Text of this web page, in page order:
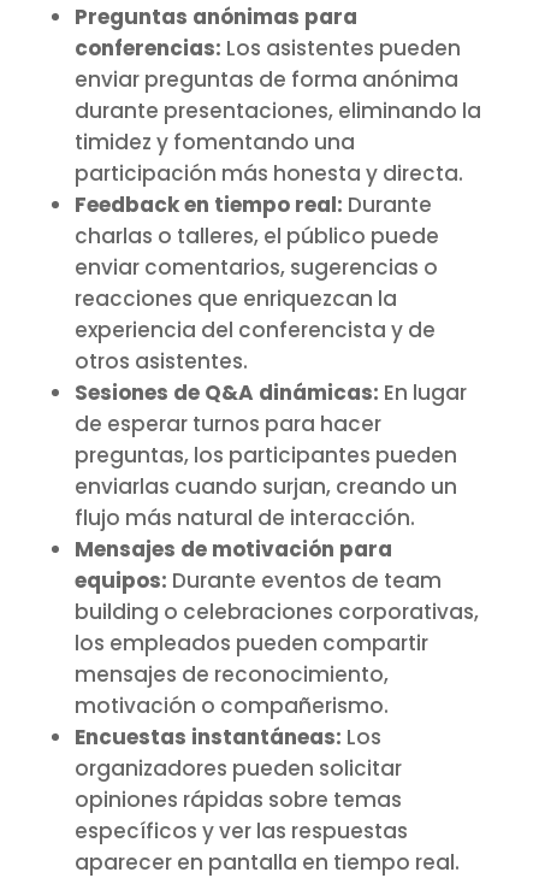
Preguntas anónimas para
conferencias: Los asistentes pueden
enviar preguntas de forma anónima
durante presentaciones, eliminando la
timidez y fomentando una
participación más honesta y directa.
Feedback en tiempo real: Durante
charlas o talleres, el público puede
enviar comentarios, sugerencias o
reacciones que enriquezcan la
experiencia del conferencista y de
otros asistentes.
Sesiones de Q&A dinámicas: En lugar
de esperar turnos para hacer
preguntas, los participantes pueden
enviarlas cuando surjan, creando un
flujo más natural de interacción.
Mensajes de motivación para
equipos: Durante eventos de team
building o celebraciones corporativas,
los empleados pueden compartir
mensajes de reconocimiento,
motivación o compañerismo.
Encuestas instantáneas: Los
organizadores pueden solicitar
opiniones rápidas sobre temas
específicos y ver las respuestas
aparecer en pantalla en tiempo real.